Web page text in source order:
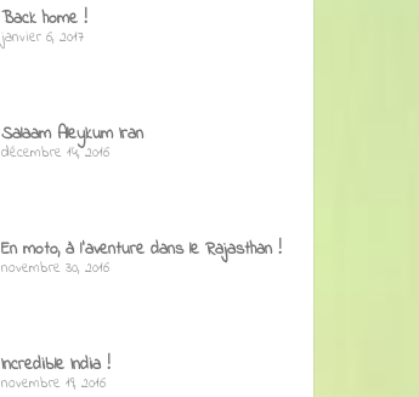
Back home !
janvier 6, 2017
Salaam Aleykum Iran
décembre 14, 2016
En moto, à l’aventure dans le Rajasthan !
novembre 30, 2016
Incredible India !
novembre 19, 2016